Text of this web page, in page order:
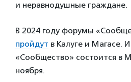
и неравнодушные граждане.
В 2024 году форумы
пройдут в Калуге и Магасе.
«Сообщество» состоится в
ноября.